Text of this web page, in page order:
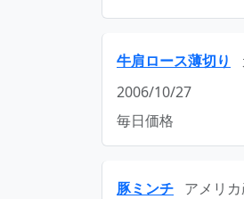
牛肩ロース薄切り
2006/10/27
毎日価格
豚ミンチ アメリ